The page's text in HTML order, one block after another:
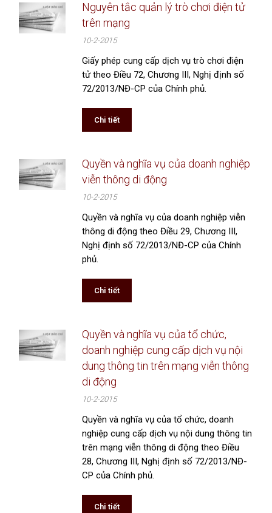
Nguyên tắc quản lý trò chơi điện tử
trên mạng
10-2-2015
Giấy phép cung cấp dịch vụ trò chơi điện
tử theo Điều 72, Chương III, Nghị định số
72/2013/NĐ-CP của Chính phủ.
Chi tiết
Quyền và nghĩa vụ của doanh nghiệp
viễn thông di động
10-2-2015
Quyền và nghĩa vụ của doanh nghiệp viễn
thông di động theo Điều 29, Chương III,
Nghị định số 72/2013/NĐ-CP của Chính
phủ.
Chi tiết
Quyền và nghĩa vụ của tổ chức,
doanh nghiệp cung cấp dịch vụ nội
dung thông tin trên mạng viễn thông
di động
10-2-2015
Quyền và nghĩa vụ của tổ chức, doanh
nghiệp cung cấp dịch vụ nội dung thông tin
trên mạng viễn thông di động theo Điều
28, Chương III, Nghị định số 72/2013/NĐ-
CP của Chính phủ.
Chi tiết